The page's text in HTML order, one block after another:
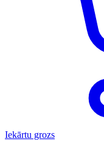
Iekārtu grozs